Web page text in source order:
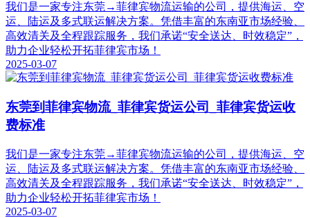
我们是一家专注东莞→菲律宾物流运输的公司，提供海运、空
运、陆运及多式联运解决方案。凭借丰富的东南亚市场经验、
高效清关及全程跟踪服务，我们承诺“安全送达、时效稳定”，
助力企业轻松开拓菲律宾市场！
2025-03-07
东莞到菲律宾物流_菲律宾货运公司_菲律宾货运收
费标准
我们是一家专注东莞→菲律宾物流运输的公司，提供海运、空
运、陆运及多式联运解决方案。凭借丰富的东南亚市场经验、
高效清关及全程跟踪服务，我们承诺“安全送达、时效稳定”，
助力企业轻松开拓菲律宾市场！
2025-03-07